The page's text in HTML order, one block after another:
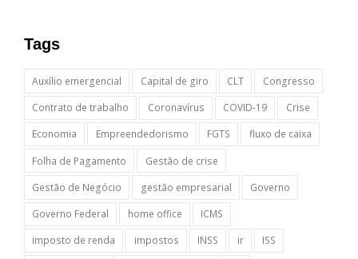
Tags
Auxílio emergencial Capital de giro CLT
Congresso
Contrato de trabalho
Coronavírus COVID-19
Crise
Economia
Empreendedorismo FGTS
fluxo de caixa
Folha de Pagamento
Gestão de crise
Gestão de Negócio
gestão empresarial
Governo
Governo Federal
home office
ICMS
imposto de renda
impostos INSS ir
ISS